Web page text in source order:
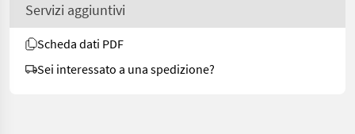
Servizi aggiuntivi
Scheda dati PDF
Sei interessato a una spedizione?